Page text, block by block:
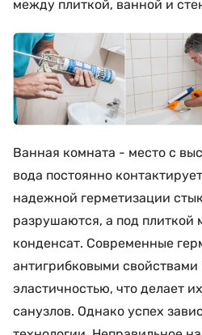
между плиткой, ванной и
Ванная комната - место с
вода постоянно
надежной герметизации
разрушаются, а под плиткой
конденсат. Современные
антигрибковыми свойствами
эластичностью, что делает
санузлов. Однако успех